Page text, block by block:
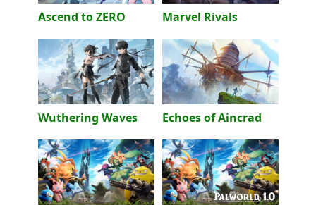
Ascend to ZERO Marvel Rivals
Wuthering Waves Echoes of Aincrad